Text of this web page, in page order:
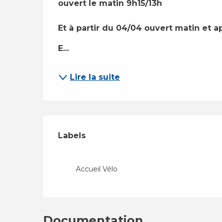
ouvert le matin 9h15/13h
Et à partir du 04/04 ouvert matin et
E...
Lire la suite
Offres de
Labels
Labels
Accueil Vélo